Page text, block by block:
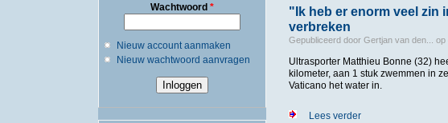
Wachtwoord *
Nieuw account aanmaken
Nieuw wachtwoord aanvragen
"Ik heb er enorm veel zin
verbreken
Gepubliceerd door Gertjan van den... op
Ultrasporter Matthieu Bonne (32)
kilometer, aan 1 stuk zwemmen in
Vaticano het water in.
Lees verderover "Ik heb er